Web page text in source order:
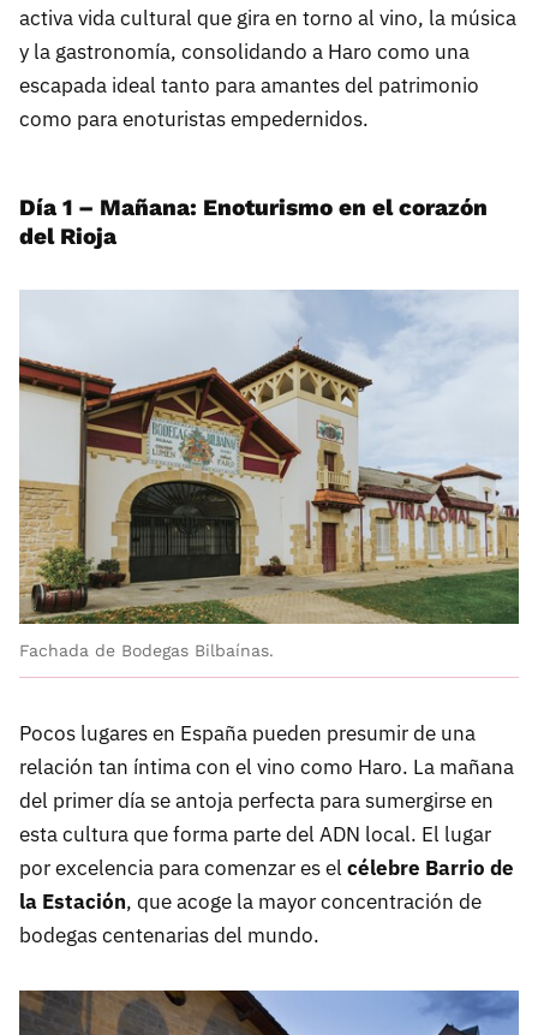
activa vida cultural que gira en torno al vino, la música
y la gastronomía, consolidando a Haro como una
escapada ideal tanto para amantes del patrimonio
como para enoturistas empedernidos.
Día 1 – Mañana: Enoturismo en el corazón
del Rioja
Fachada de Bodegas Bilbaínas.
Pocos lugares en España pueden presumir de una
relación tan íntima con el vino como Haro. La mañana
del primer día se antoja perfecta para sumergirse en
esta cultura que forma parte del ADN local. El lugar
por excelencia para comenzar es el célebre Barrio de
la Estación, que acoge la mayor concentración de
bodegas centenarias del mundo.